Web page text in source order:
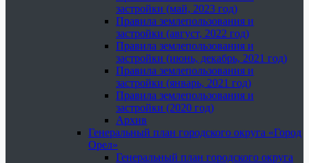
застройки (май, 2023 год)
Правила землепользования и
застройки (август, 2022 год)
Правила землепользования и
застройки (июнь, декабрь, 2021 год)
Правила землепользования и
застройки (январь, 2021 год)
Правила землепользования и
застройки (2020 год)
Архив
Генеральный план городского округа «Город
Орел»
Генеральный план городского округа